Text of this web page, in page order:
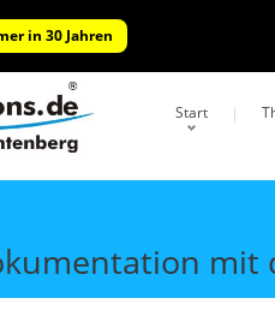
in 30 Jahren
Start
mit